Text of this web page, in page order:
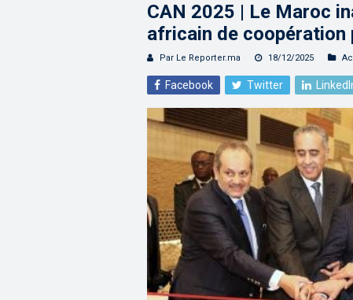
CAN 2025 | Le Maroc
africain de coopération
Par Le Reporter.ma 18/12/2025
Facebook Twitter